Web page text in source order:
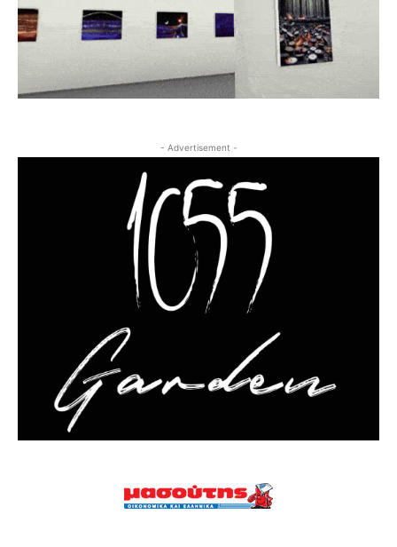
- Advertisement -